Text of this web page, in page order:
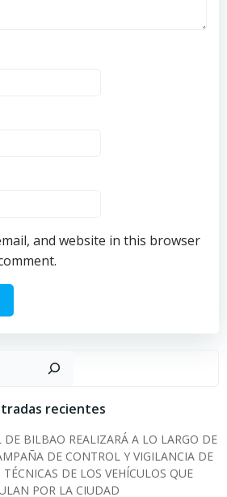
and website in this browser
recientes
BILBAO REALIZARÁ A LO LARGO DE
DE CONTROL Y VIGILANCIA DE
DE LOS VEHÍCULOS QUE
POR LA CIUDAD